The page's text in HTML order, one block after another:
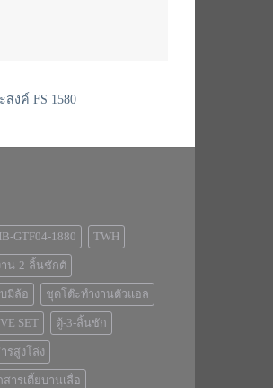
งค์ FS 1580
GTF04-1880 TWH
าน-2-ลิ้นชักตั
มีล้อ ชุดโต๊ะทำงานตัวแอล
SET ตู้-3-ลิ้นชัก
รสูงโล่ง
สารเตี้ยบานเลื่อ